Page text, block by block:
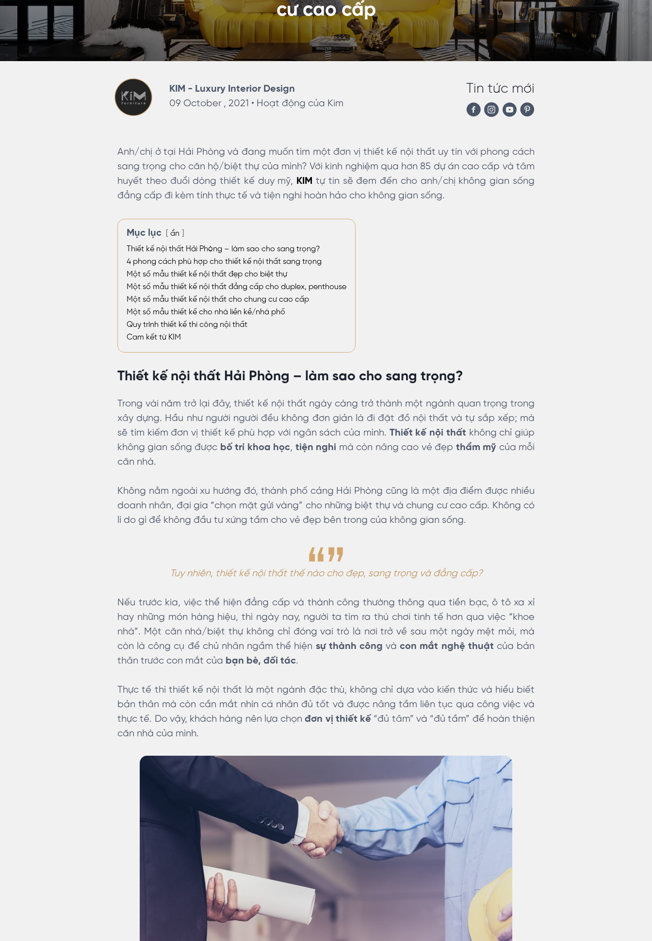
cư cao cấp
KIM - Luxury Interior Design
09 October , 2021 • Hoạt động của Kim
Tin tức mới
Anh/chị ở tại Hải Phòng và đang muốn tìm một đơn vị thiết kế nội thất uy tín với phong cách
sang trọng cho căn hộ/biệt thự của mình? Với kinh nghiệm qua hơn 85 dự án cao cấp và tâm
huyết theo đuổi dòng thiết kế duy mỹ, KIM tự tin sẽ đem đến cho anh/chị không gian sống
đẳng cấp đi kèm tính thực tế và tiện nghi hoàn hảo cho không gian sống.
Mục lục
ẩn
Thiết kế nội thất Hải Phòng – làm sao cho sang trọng?
4 phong cách phù hợp cho thiết kế nội thất sang trọng
Một số mẫu thiết kế nội thất đẹp cho biệt thự
Một số mẫu thiết kế nội thất đẳng cấp cho duplex, penthouse
Một số mẫu thiết kế nội thất cho chung cư cao cấp
Một số mẫu thiết kế cho nhà liền kề/nhà phố
Quy trình thiết kế thi công nội thất
Cam kết từ KIM
Thiết kế nội thất Hải Phòng – làm sao cho sang trọng?
Trong vài năm trở lại đây, thiết kế nội thất ngày càng trở thành một ngành quan trọng trong
xây dựng. Hầu như người người đều không đơn giản là đi đặt đồ nội thất và tự sắp xếp; mà
sẽ tìm kiếm đơn vị thiết kế phù hợp với ngân sách của mình. Thiết kế nội thất không chỉ giúp
không gian sống được bố trí khoa học, tiện nghi mà còn nâng cao vẻ đẹp thẩm mỹ của mỗi
căn nhà.
Không nằm ngoài xu hướng đó, thành phố cảng Hải Phòng cũng là một địa điểm được nhiều
doanh nhân, đại gia “chọn mặt gửi vàng” cho những biệt thự và chung cư cao cấp. Không có
lí do gì để không đầu tư xứng tầm cho vẻ đẹp bên trong của không gian sống.
Tuy nhiên, thiết kế nội thất thế nào cho đẹp, sang trọng và đẳng cấp?
Nếu trước kia, việc thể hiện đẳng cấp và thành công thường thông qua tiền bạc, ô tô xa xỉ
hay những món hàng hiệu, thì ngày nay, người ta tìm ra thú chơi tinh tế hơn qua việc “khoe
nhà”. Một căn nhà/biệt thự không chỉ đóng vai trò là nơi trở về sau một ngày mệt mỏi, mà
còn là công cụ để chủ nhân ngầm thể hiện sự thành công vàcon mắt nghệ thuật của bản
thân trước con mắt của bạn bè, đối tác.
Thực tế thì thiết kế nội thất là một ngành đặc thù, không chỉ dựa vào kiến thức và hiểu biết
bản thân mà còn cần mắt nhìn cá nhân đủ tốt và được nâng tầm liên tục qua công việc và
thực tế. Do vậy, khách hàng nên lựa chọnđơn vị thiết kế “đủ tâm” và “đủ tầm” để hoàn thiện
căn nhà của mình.